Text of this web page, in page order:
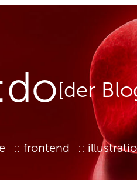
[der
frontend